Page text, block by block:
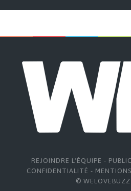
REJOINDRE L'ÉQUIPE -
CONFIDENTIALITÉ -
©